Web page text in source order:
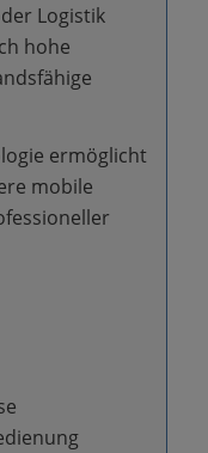
Logistik
hohe
ermöglicht
mobile